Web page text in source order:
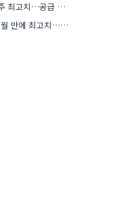
[비철금속 시황] 구리 12주 최고치…공급 부족 우려에 강세
[비철금속 시황] 구리 2개월 만에 최고치…재고 감소에 공급 부족 우려 확대